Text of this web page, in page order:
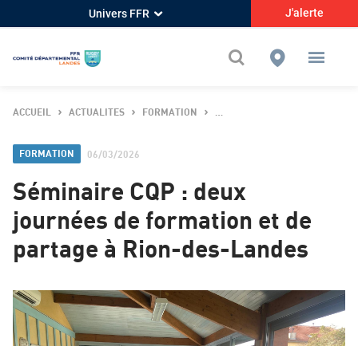
Univers FFR J'alerte
ACCUEIL ACTUALITES FORMATION SÉMINAIRE CQP : DEUX
FORMATION 06/03/2026
Séminaire CQP : deux
journées de formation et de
partage à Rion-des-Landes